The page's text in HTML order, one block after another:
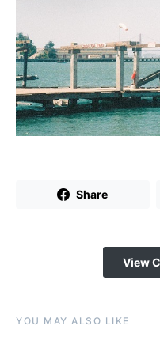
Share
View
YOU MAY ALSO LIKE